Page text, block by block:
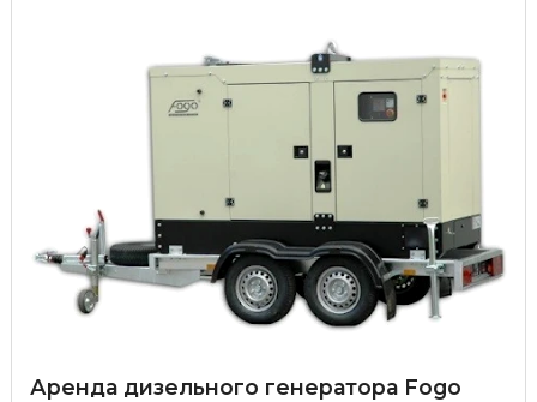
Аренда дизельного генератора Fogo